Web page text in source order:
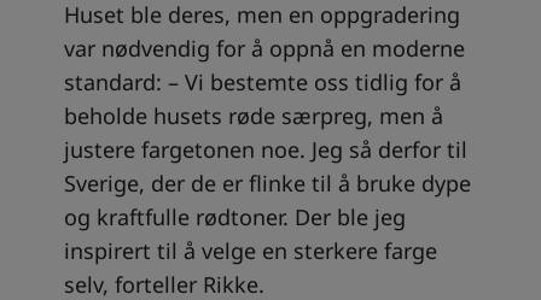
Huset ble deres, men en oppgradering
var nødvendig for å oppnå en moderne
standard: – Vi bestemte oss tidlig for å
beholde husets røde særpreg, men å
justere fargetonen noe. Jeg så derfor til
Sverige, der de er flinke til å bruke dype
og kraftfulle rødtoner. Der ble jeg
inspirert til å velge en sterkere farge
selv, forteller Rikke.